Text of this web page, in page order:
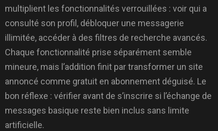
multiplient les fonctionnalités verrouillées : voir qui a
consulté son profil, débloquer une messagerie
illimitée, accéder à des filtres de recherche avancés.
Chaque fonctionnalité prise séparément semble
mineure, mais l’addition finit par transformer un site
annoncé comme gratuit en abonnement déguisé. Le
bon réflexe : vérifier avant de s’inscrire si l’échange de
messages basique reste bien inclus sans limite
artificielle.